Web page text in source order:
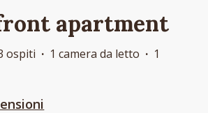
apartment
ospiti · 1 camera da letto · 1